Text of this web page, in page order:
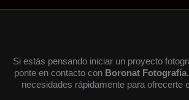
Si estás pensando iniciar un proyecto
ponte en contacto con Boronat Fotografía
necesidades rápidamente para ofrecerte